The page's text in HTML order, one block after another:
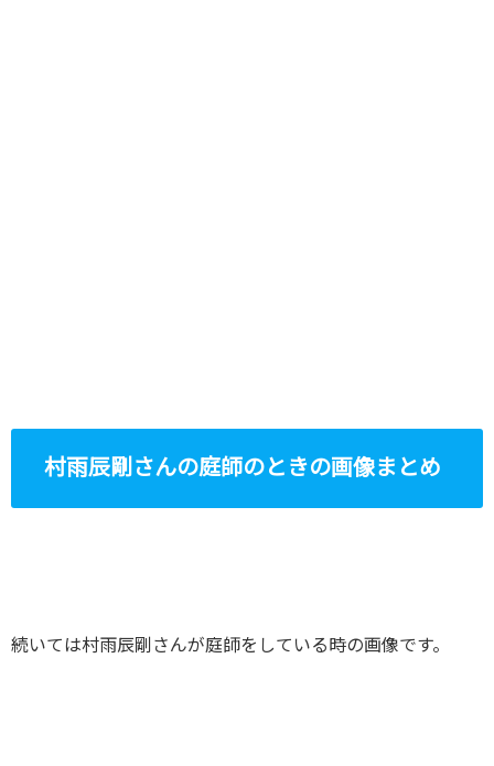
村雨辰剛さんの庭師のときの画像まとめ
続いては村雨辰剛さんが庭師をしている時の画像です。